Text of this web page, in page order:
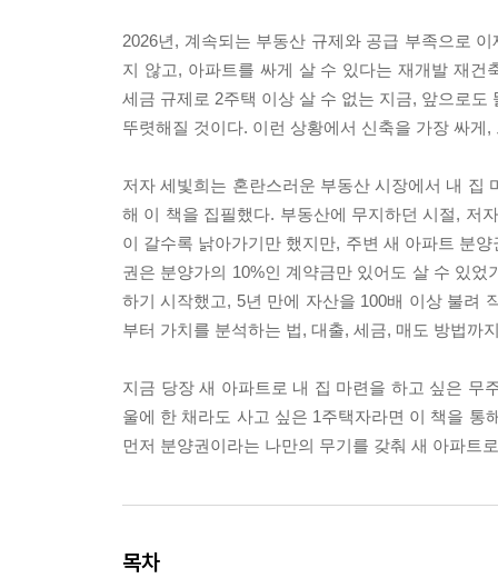
2026년, 계속되는 부동산 규제와 공급 부족으로
지 않고, 아파트를 싸게 살 수 있다는 재개발 재
세금 규제로 2주택 이상 살 수 없는 지금, 앞으로
뚜렷해질 것이다. 이런 상황에서 신축을 가장 싸게
저자 세빛희는 혼란스러운 부동산 시장에서 내 집
해 이 책을 집필했다. 부동산에 무지하던 시절, 저
이 갈수록 낡아가기만 했지만, 주변 새 아파트 분
권은 분양가의 10%인 계약금만 있어도 살 수 있
하기 시작했고, 5년 만에 자산을 100배 이상 불려
부터 가치를 분석하는 법, 대출, 세금, 매도 방법까
지금 당장 새 아파트로 내 집 마련을 하고 싶은 무
울에 한 채라도 사고 싶은 1주택자라면 이 책을 통
먼저 분양권이라는 나만의 무기를 갖춰 새 아파트
목차